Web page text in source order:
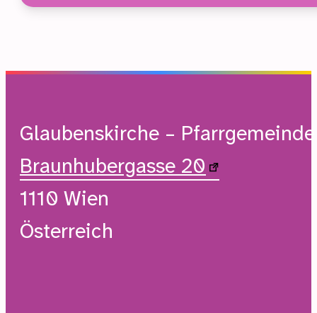
Glaubenskirche –
Braunhubergasse 20
1110 Wien
Österreich